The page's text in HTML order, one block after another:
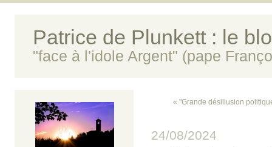
Patrice de Plunkett : le
"face à l'idole Argent" (pape
« "Grande désillusion
24/08/2024